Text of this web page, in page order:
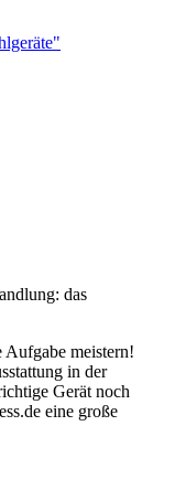
das
Aufgabe meistern!
in der
Gerät noch
eine große